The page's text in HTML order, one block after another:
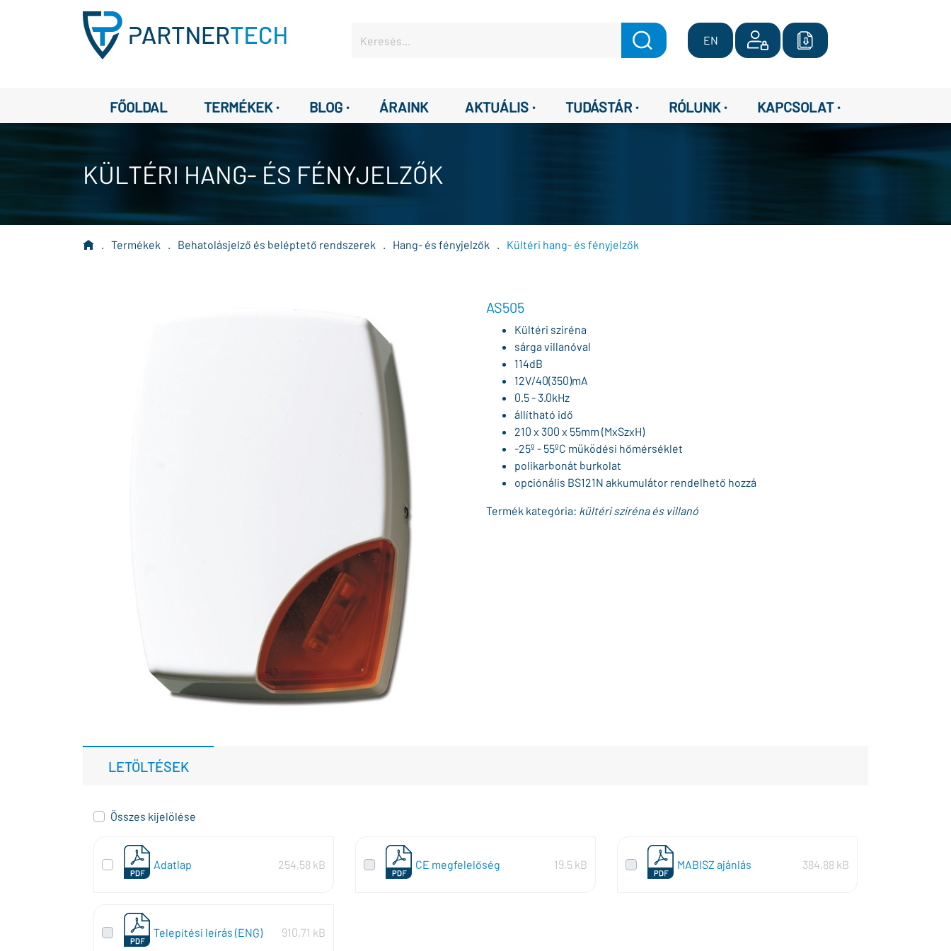
EN
FŐOLDAL TERMÉKEK · BLOG · ÁRAINK AKTUÁLIS · TUDÁSTÁR · RÓLUNK · KAPCSOLAT ·
KÜLTÉRI HANG- ÉS FÉNYJELZŐK
. Termékek . Behatolásjelző és beléptető rendszerek . Hang- és fényjelzők . Kültéri hang- és fényjelzők
AS505
Kültéri sziréna
sárga villanóval
114dB
12V/40(350)mA
0.5 - 3.0kHz
állítható idő
210 x 300 x 55mm (MxSzxH)
-25º - 55ºC működési hőmérséklet
polikarbonát burkolat
opciónális BS121N akkumulátor rendelhető hozzá
Termék kategória: kültéri sziréna és villanó
LETÖLTÉSEK
Összes kijelölése
Adatlap 254,58 kB CE megfelelőség 19,5 kB MABISZ ajánlás 384,88 kB
Telepítési leírás (ENG) 910,71 kB